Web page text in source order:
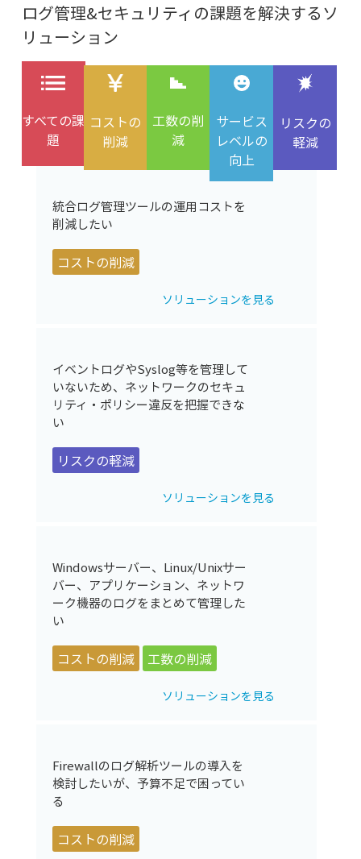
ログ管理&セキュリティの課題を解決するソ
リューション
すべての課
題
コストの
削減
工数の削
減
サービス
レベルの
向上
リスクの
軽減
統合ログ管理ツールの運用コストを
削減したい
コストの削減
ソリューションを見る
イベントログやSyslog等を管理して
いないため、ネットワークのセキュ
リティ・ポリシー違反を把握できな
い
リスクの軽減
ソリューションを見る
Windowsサーバー、Linux/Unixサー
バー、アプリケーション、ネットワ
ーク機器のログをまとめて管理した
い
コストの削減 工数の削減
ソリューションを見る
Firewallのログ解析ツールの導入を
検討したいが、予算不足で困ってい
る
コストの削減